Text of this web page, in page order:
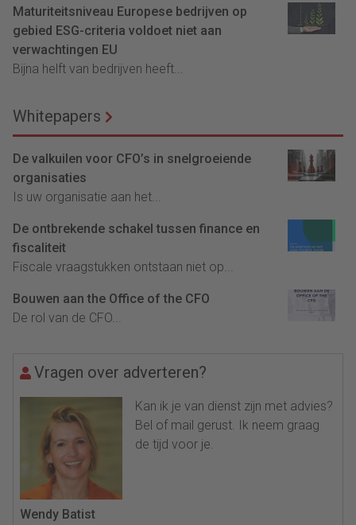
Maturiteitsniveau Europese bedrijven op
gebied ESG-criteria voldoet niet aan
verwachtingen EU
Bijna helft van bedrijven heeft...
Whitepapers
De valkuilen voor CFO’s in snelgroeiende
organisaties
Is uw organisatie aan het...
De ontbrekende schakel tussen finance en
fiscaliteit
Fiscale vraagstukken ontstaan niet op...
Bouwen aan the Office of the CFO
De rol van de CFO...
Vragen over adverteren?
Kan ik je van dienst zijn met advies?
Bel of mail gerust. Ik neem graag
de tijd voor je.
Wendy Batist